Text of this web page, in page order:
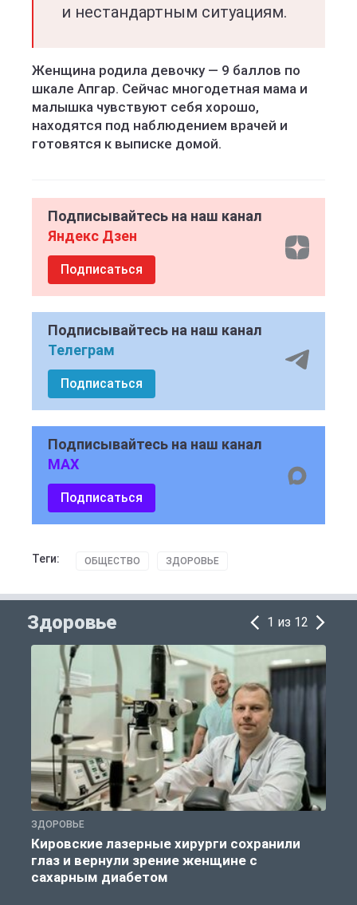
и нестандартным ситуациям.
Женщина родила девочку — 9 баллов по
шкале Апгар. Сейчас многодетная мама и
малышка чувствуют себя хорошо,
находятся под наблюдением врачей и
готовятся к выписке домой.
Подписывайтесь на наш канал
Яндекс Дзен
Подписаться
Подписывайтесь на наш канал
Телеграм
Подписаться
Подписывайтесь на наш канал
MAX
Подписаться
Теги: ОБЩЕСТВО ЗДОРОВЬЕ
Здоровье 1 из 12
ЗДОРОВЬЕ
Кировские лазерные хирурги сохранили
глаз и вернули зрение женщине с
сахарным диабетом